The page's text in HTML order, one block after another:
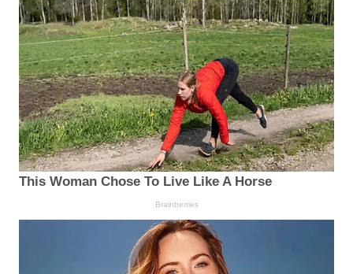
This Woman Chose To Live Like A Horse
Brainberries